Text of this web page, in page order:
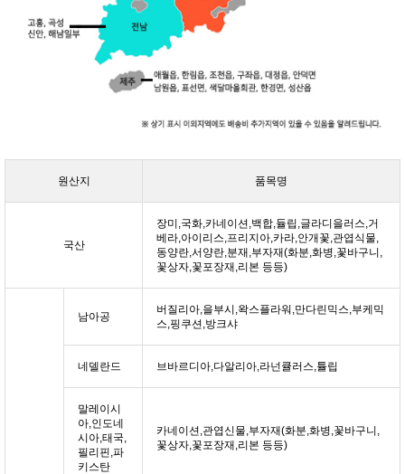
원산지 품목명
국산
장미,국화,카네이션,백합,듈립,글라디을러스,거
베라,아이리스,프리지아,카라,안개꽃,관엽식물,
동양란,서양란,분재,부자재(화분,화병,꽃바구니,
꽃상자,꽃포장재,리본 등등)
남아공
버질리아,을부시,왁스플라워,만다린믹스,부케믹
스,핑쿠션,방크샤
네델란드 브바르디아,다알리아,라넌큘러스,튤립
말레이시
아,인도네
시아,태국,
필리핀,파
키스탄
카네이션,관엽신물,부자재(화분,화병,꽃바구니,
꽃상자,꽃포장재,리본 등등)